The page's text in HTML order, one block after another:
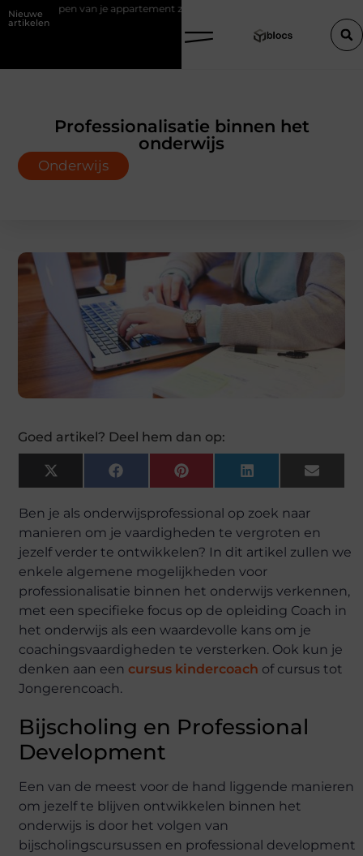
Nieuwe
artikelen
van je appartement zonder makelaar
Professionalisatie binnen het
onderwijs
Onderwijs
Goed artikel? Deel hem dan op:
X
(Twitter)
FacebookPinterestLinkedInEmail
Ben je als onderwijsprofessional op zoek naar
manieren om je vaardigheden te vergroten en
jezelf verder te ontwikkelen? In dit artikel zullen we
enkele algemene mogelijkheden voor
professionalisatie binnen het onderwijs verkennen,
met een specifieke focus op de opleiding Coach in
het onderwijs als een waardevolle kans om je
coachingsvaardigheden te versterken. Ook kun je
denken aan eencursus kindercoach of cursus tot
Jongerencoach.
Bijscholing en Professional
Development
Een van de meest voor de hand liggende manieren
om jezelf te blijven ontwikkelen binnen het
onderwijs is door het volgen van
bijscholingscursussen en professional development